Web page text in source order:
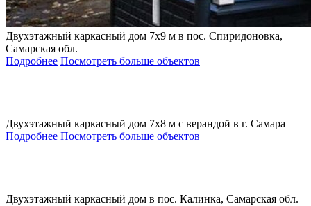
Двухэтажный каркасный дом 7х9 м в пос. Спиридоновка,
Самарская обл.
Подробнее Посмотреть больше объектов
Двухэтажный каркасный дом 7х8 м с верандой в г. Самара
Подробнее Посмотреть больше объектов
Двухэтажный каркасный дом в пос. Калинка, Самарская обл.